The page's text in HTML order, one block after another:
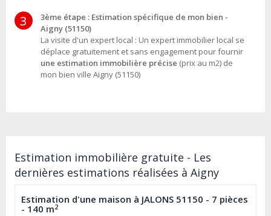
3
3ème étape : Estimation spécifique de mon bien -
Aigny (51150)
La visite d'un expert local : Un expert immobilier local se
déplace gratuitement et sans engagement pour fournir
une estimation immobilière précise (prix au m2) de
mon bien ville Aigny (51150)
Estimation immobilière gratuite - Les
dernières estimations réalisées à Aigny
Estimation d'une maison à JALONS 51150 - 7 pièces
- 140 m2